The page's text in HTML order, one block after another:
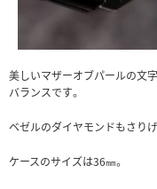
美しいマザーオブパールの文
バランスです。
ベゼルのダイヤモンドもさり
ケースのサイズは36㎜。